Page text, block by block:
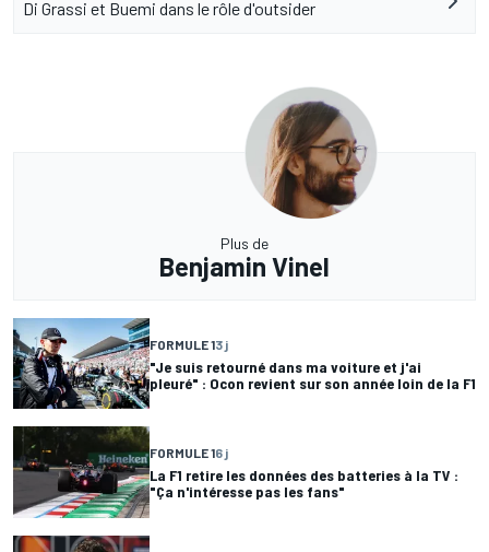
Di Grassi et Buemi dans le rôle d'outsider
Plus de
Benjamin Vinel
FORMULE 13 j
"Je suis retourné dans ma voiture et j'ai
pleuré" : Ocon revient sur son année loin de la F1
FORMULE 16 j
La F1 retire les données des batteries à la TV :
"Ça n'intéresse pas les fans"